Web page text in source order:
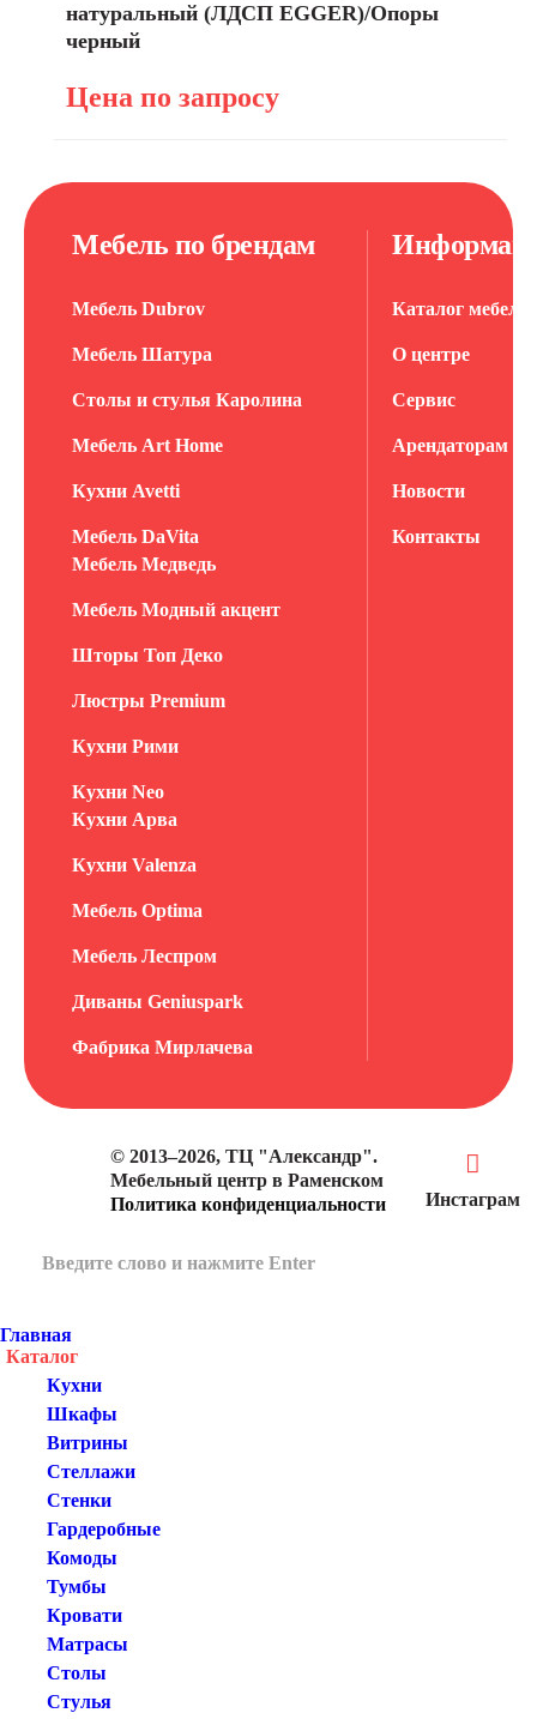
натуральный (ЛДСП EGGER)/Опоры
черный
Цена по запросу
Мебель по брендам
Мебель Dubrov
Мебель Шатура
Столы и стулья Каролина
Мебель Art Home
Кухни Avetti
Мебель DaVita
Мебель Медведь
Мебель Модный акцент
Шторы Топ Деко
Люстры Premium
Кухни Рими
Кухни Neo
Кухни Арва
Кухни Valenza
Мебель Optima
Мебель Леспром
Диваны Geniuspark
Фабрика Мирлачева
Каталог мебели
О центре
Сервис
Арендаторам
Новости
Контакты
© 2013–2026, ТЦ "Александр".
Мебельный центр в Раменском
Политика конфиденциальности
Инстаграм
Главная
Каталог
Кухни
Шкафы
Витрины
Стеллажи
Стенки
Гардеробные
Комоды
Тумбы
Кровати
Матрасы
Столы
Стулья